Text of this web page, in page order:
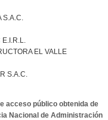
EL VALLE
S.A.C.
acceso público obtenida de
Nacional de Administración